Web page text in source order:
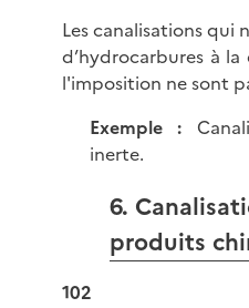
Les canalisations qui
d’hydrocarbures à
l'imposition ne sont
Exemple:
inerte.
6.
produits
102